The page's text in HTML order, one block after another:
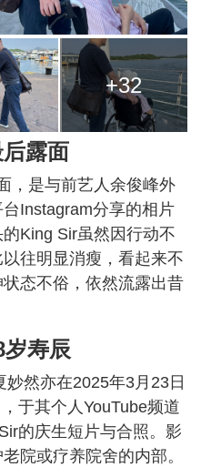
+32
露面
，是与前艺人余俊峰外
Instagram分享的相片
King Sir虽然因行动不
往明显消瘦，看起来不
态不俗，依然流露出昔
寿辰
然亦在2025年3月23日
于其个人YouTube频道
的庆生短片与合照。影
院或疗养院舍的内部。